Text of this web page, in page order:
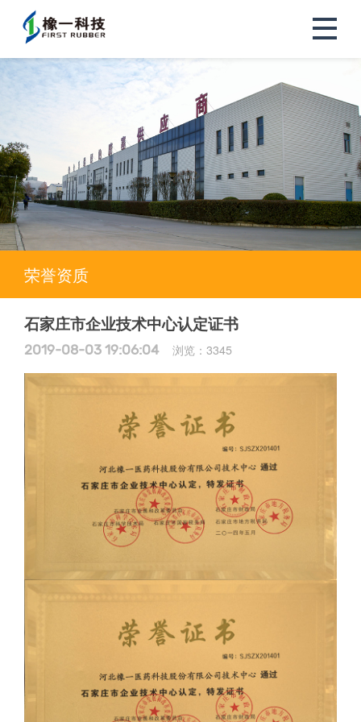
荣誉资质
石家庄市企业技术中心认定证书
2019-08-03 19:06:04 浏览： 3345